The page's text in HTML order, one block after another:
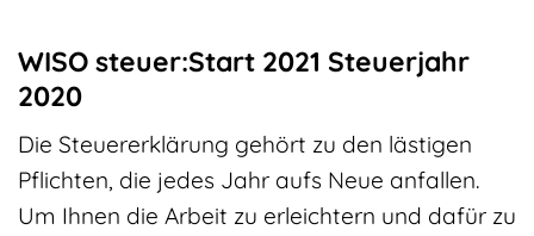
WISO steuer:Start 2021 Steuerjahr
2020
Die Steuererklärung gehört zu den lästigen
Pflichten, die jedes Jahr aufs Neue anfallen.
Um Ihnen die Arbeit zu erleichtern und dafür zu